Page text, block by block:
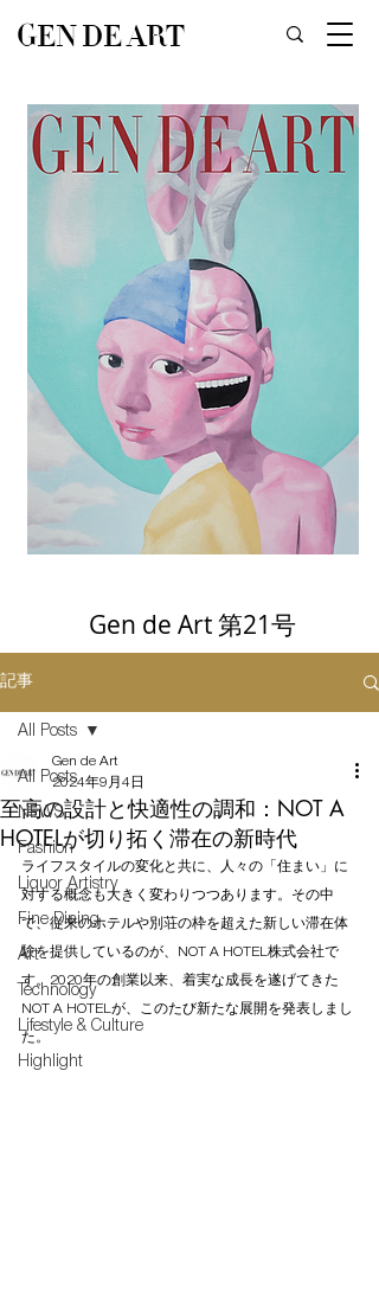
GEN DE ART
Gen de Art 第21号
記事
All Posts
NEWS
Fashion
Liquor Artistry
Fine Dining
Art
Technology
Lifestyle & Culture
Highlight
All Posts
至高の設計と快適性の調和：NOT A
HOTELが切り拓く滞在の新時代
Gen de Art
2024年9月4日
ライフスタイルの変化と共に、人々の「住まい」に
対する概念も大きく変わりつつあります。その中
で、従来のホテルや別荘の枠を超えた新しい滞在体
験を提供しているのが、NOT A HOTEL株式会社で
す。2020年の創業以来、着実な成長を遂げてきた
NOT A HOTELが、このたび新たな展開を発表しまし
た。